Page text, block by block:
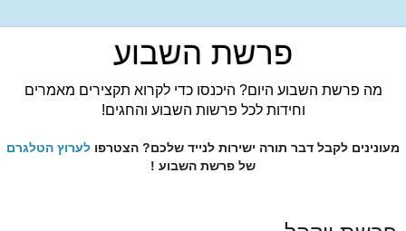
פרשת השבוע
מה פרשת השבוע היום? היכנסו כדי לקרוא תקצירים מאמרים
וחידות לכל פרשות השבוע והחגים!
מעונינים לקבל דבר תורה ישירות לנייד שלכם? הצטרפו לערוץ הטלגרם
של פרשת השבוע !